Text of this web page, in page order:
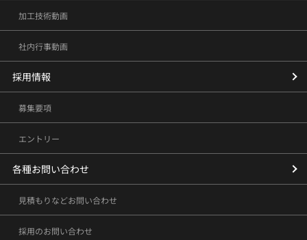
加工技術動画
社内行事動画
採用情報
募集要項
エントリー
各種お問い合わせ
見積もりなどお問い合わせ
採用のお問い合わせ